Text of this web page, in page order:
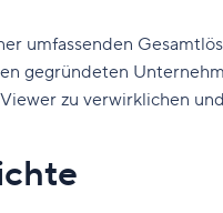
umfassenden
gegründeten
zu verwirklichen